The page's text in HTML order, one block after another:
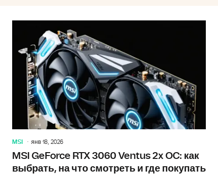
MSI янв 18, 2026
MSI GeForce RTX 3060 Ventus 2x OC: как
выбрать, на что смотреть и где покупать